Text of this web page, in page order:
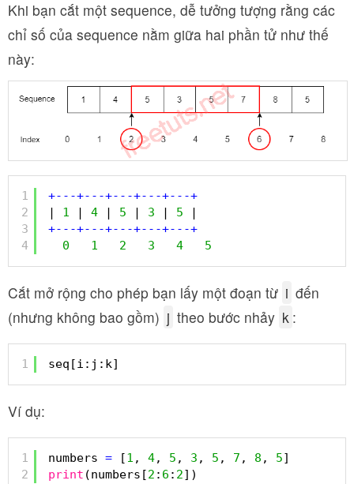
Khi bạn cắt một sequence, dễ tưởng tượng rằng các
chỉ số của sequence nằm giữa hai phần tử như thế
này:
1
2
3
4
+- - -+- - -+- - -+- - -+- - -+
| 1 | 4 | 5 | 3 | 5
|
+- - -+- - -+- - -+- - -+- - -+
0
1 2 3 4 5
Cắt mở rộng cho phép bạn lấy một đoạn từ i đến
(nhưng không bao gồm) j theo bước nhảy k :
1 seq[i:j:k]
Ví dụ:
1
2
numbers = [1 , 4, 5 , 3 , 5 , 7 , 8 , 5]
print (numbers[2 : 6 : 2])